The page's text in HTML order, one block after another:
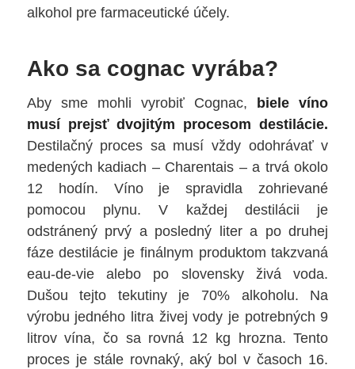
alkohol pre farmaceutické účely.
Ako sa cognac vyrába?
Aby sme mohli vyrobiť Cognac,
biele víno
musí prejsť dvojitým procesom destilácie.
Destilačný proces sa musí vždy odohrávať v
medených kadiach – Charentais – a trvá okolo
12 hodín. Víno je spravidla zohrievané
pomocou plynu. V každej destilácii je
odstránený prvý a posledný liter a po druhej
fáze destilácie je finálnym produktom takzvaná
eau-de-vie alebo po slovensky živá voda.
Dušou tejto tekutiny je 70% alkoholu. Na
výrobu jedného litra živej vody je potrebných 9
litrov vína, čo sa rovná 12 kg hrozna. Tento
proces je stále rovnaký, aký bol v časoch 16.